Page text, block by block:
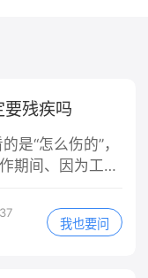
要残疾吗
是“怎么伤的”，
期间、因为工作
不会落下残
您获得医疗
我也要问